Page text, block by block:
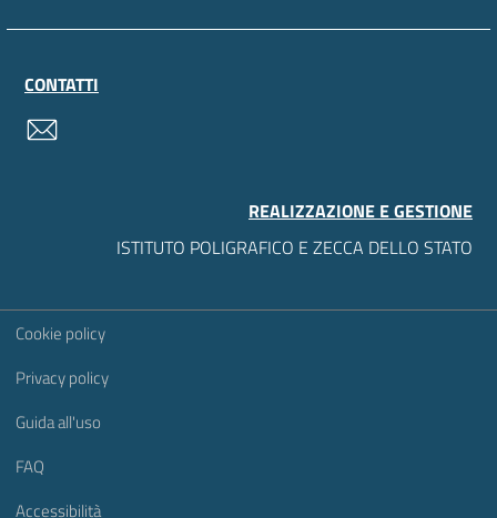
CONTATTI
REALIZZAZIONE E GESTIONE
ISTITUTO POLIGRAFICO E ZECCA DELLO STATO
Sezione Link Utili
Cookie policy
Privacy policy
Guida all'uso
FAQ
Accessibilità